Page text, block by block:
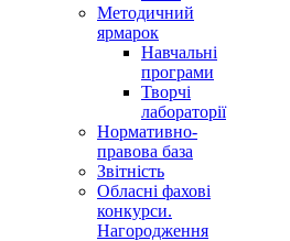
Методичний
ярмарок
Навчальні
програми
Творчі
лабораторії
Нормативно-
правова база
Звітність
Обласні фахові
конкурси.
Нагородження